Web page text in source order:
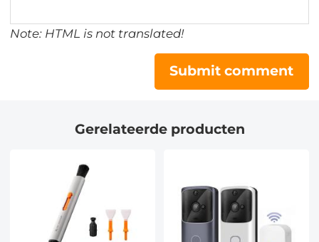
Note: HTML is not translated!
Submit comment
Gerelateerde producten